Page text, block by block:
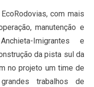
com mais
manutenção e
Imigrantes e
da pista sul da
no projeto um time de
trabalhos de